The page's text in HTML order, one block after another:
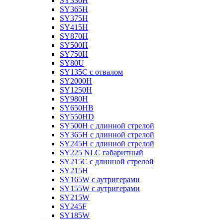
SY365H
SY375H
SY415H
SY870H
SY500H
SY750H
SY80U
SY135C с отвалом
SY2000H
SY1250H
SY980H
SY650HB
SY550HD
SY500H с длинной стрелой
SY365H с длинной стрелой
SY245H с длинной стрелой
SY225 NLC габаритный
SY215C с длинной стрелой
SY215H
SY165W с аутригерами
SY155W с аутригерами
SY215W
SY245F
SY185W